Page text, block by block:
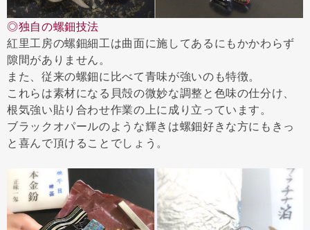
◎独自の螺鈿技法
紅里工房の螺鈿細工は曲面に施してあるにもかかわらず
隙間がありません。
また、従来の螺鈿に比べて青味が強いのも特徴。
これらは素材になる貝殻の微妙な調整と色味の仕分け、
根気強い貼り合わせ作業の上に成り立っています。
ブラックオパールのような輝きは螺鈿好きな方にもきっ
と喜んで頂けることでしょう。